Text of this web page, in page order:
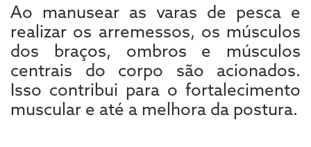
Ao manusear as varas de pesca e
realizar os arremessos, os músculos
dos braços, ombros e músculos
centrais do corpo são acionados.
Isso contribui para o fortalecimento
muscular e até a melhora da postura.